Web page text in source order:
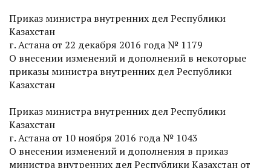
Приказ министра внутренних дел Респуб­лики
Казахстан
г. Астана от 22 декабря 2016 года № 1179
О внесении изменений и дополнений в некоторые
приказы министра внутренних дел Респуб­лики
Казахстан
Приказ министра внутренних дел Респуб­лики
Казахстан
г. Астана от 10 ноября 2016 года № 1043
О внесении изменений и дополнения в приказ
министра внутренних дел Респуб­лики Казахстан от